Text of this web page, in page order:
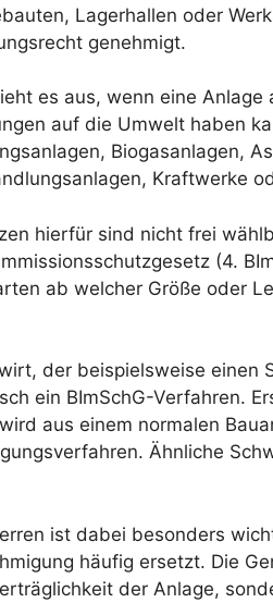
Lagerhallen oder
genehmigt.
es aus, wenn eine
auf die Umwelt haben
Biogasanlagen,
Kraftwerke
hierfür sind nicht frei
(4.
ab welcher Größe oder
der beispielsweise einen
ein BImSchG-Verfahren.
aus einem normalen
Ähnliche
ist dabei besonders
häufig ersetzt. Die
der Anlage,